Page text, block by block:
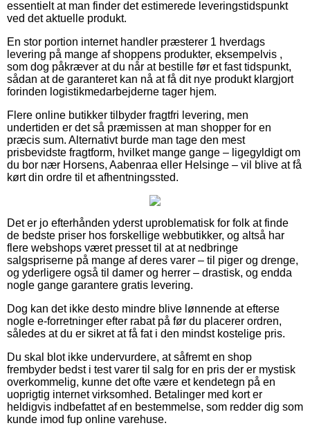
essentielt at man finder det estimerede leveringstidspunkt
ved det aktuelle produkt.
En stor portion internet handler præsterer 1 hverdags
levering på mange af shoppens produkter, eksempelvis ,
som dog påkræver at du når at bestille før et fast tidspunkt,
sådan at de garanteret kan nå at få dit nye produkt klargjort
forinden logistikmedarbejderne tager hjem.
Flere online butikker tilbyder fragtfri levering, men
undertiden er det så præmissen at man shopper for en
præcis sum. Alternativt burde man tage den mest
prisbevidste fragtform, hvilket mange gange – ligegyldigt om
du bor nær Horsens, Aabenraa eller Helsinge – vil blive at få
kørt din ordre til et afhentningssted.
Det er jo efterhånden yderst uproblematisk for folk at finde
de bedste priser hos forskellige webbutikker, og altså har
flere webshops været presset til at at nedbringe
salgspriserne på mange af deres varer – til piger og drenge,
og yderligere også til damer og herrer – drastisk, og endda
nogle gange garantere gratis levering.
Dog kan det ikke desto mindre blive lønnende at efterse
nogle e-forretninger efter rabat på før du placerer ordren,
således at du er sikret at få fat i den mindst kostelige pris.
Du skal blot ikke undervurdere, at såfremt en shop
frembyder bedst i test varer til salg for en pris der er mystisk
overkommelig, kunne det ofte være et kendetegn på en
uoprigtig internet virksomhed. Betalinger med kort er
heldigvis indbefattet af en bestemmelse, som redder dig som
kunde imod fup online varehuse.